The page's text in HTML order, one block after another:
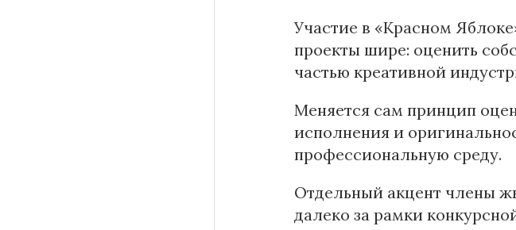
Участие в «Красном
проекты шире: оценить
частью креативной
Меняется сам принцип
исполнения и
профессиональную среду.
Отдельный акцент члены
далеко за рамки